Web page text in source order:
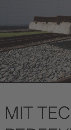
MIT